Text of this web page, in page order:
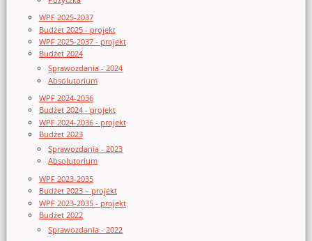
WPF 2025-2037
Budżet 2025 - projekt
WPF 2025-2037 - projekt
Budżet 2024
Sprawozdania - 2024
Absolutorium
WPF 2024-2036
Budżet 2024 - projekt
WPF 2024-2036 - projekt
Budżet 2023
Sprawozdania - 2023
Absolutorium
WPF 2023-2035
Budżet 2023 – projekt
WPF 2023-2035 - projekt
Budżet 2022
Sprawozdania - 2022